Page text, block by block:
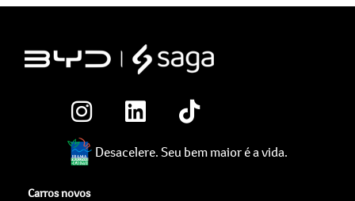
Desacelere. Seu bem maior é a vida.
Carros novos